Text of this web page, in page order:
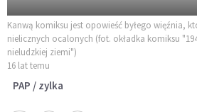
Kanwą komiksu jest opowieść byłego więźnia,
nielicznych ocalonych (fot. okładka komiksu
nieludzkiej ziemi")
16 lat temu
PAP / zylka